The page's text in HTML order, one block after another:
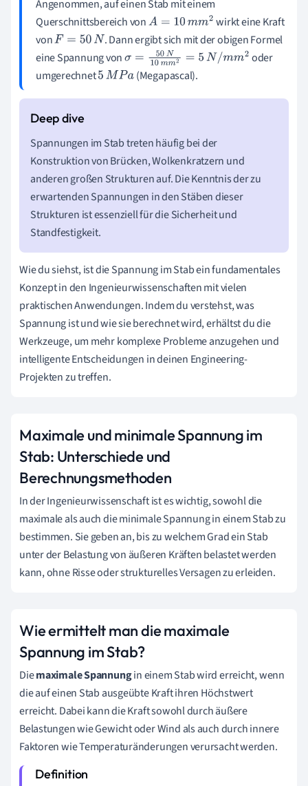
Angenommen, auf einen Stab mit einem
Querschnittsbereich vonA= 10 mm2
wirkt eine Kraft
vonF= 50 N
. Dann ergibt sich mit der obigen Formel
eine Spannung vonσ=50 N10mm 2=5 N/mm2
oder
umgerechnet5MPa (Megapascal).
Spannungen im Stab treten häufig bei der
Konstruktion von Brücken, Wolkenkratzern und
anderen großen Strukturen auf. Die Kenntnis der zu
erwartenden Spannungen in den Stäben dieser
Strukturen ist essenziell für die Sicherheit und
Standfestigkeit.
Wie du siehst, ist die Spannung im Stab ein fundamentales
Konzept in den Ingenieurwissenschaften mit vielen
praktischen Anwendungen. Indem du verstehst, was
Spannung ist und wie sie berechnet wird, erhältst du die
Werkzeuge, um mehr komplexe Probleme anzugehen und
intelligente Entscheidungen in deinen Engineering-
Projekten zu treffen.
Maximale und minimale Spannung im
Stab: Unterschiede und
Berechnungsmethoden
In der Ingenieurwissenschaft ist es wichtig, sowohl die
maximale als auch die minimale Spannung in einem Stab zu
bestimmen. Sie geben an, bis zu welchem Grad ein Stab
unter der Belastung von äußeren Kräften belastet werden
kann, ohne Risse oder strukturelles Versagen zu erleiden.
Wie ermittelt man die maximale
Spannung im Stab?
Diemaximale Spannungin einem Stab wird erreicht, wenn
die auf einen Stab ausgeübte Kraft ihren Höchstwert
erreicht. Dabei kann die Kraft sowohl durch äußere
Belastungen wie Gewicht oder Wind als auch durch innere
Faktoren wie Temperaturänderungen verursacht werden.